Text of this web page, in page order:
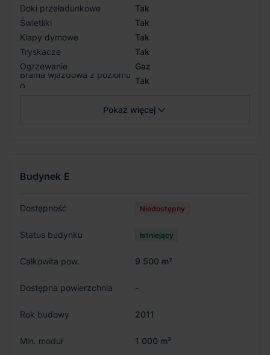
Doki przeładunkowe
Tak
Świetliki
Tak
Klapy dymowe
Tak
Tryskacze
Tak
Ogrzewanie
Gaz
Brama wjazdowa z poziomu
0
Tak
Pokaż więcej
Budynek E
Dostępność Niedostępny
Status budynku Istniejący
Całkowita pow. 9 500 m²
Dostępna powierzchnia -
Rok budowy 2011
Min. moduł 1 000 m²